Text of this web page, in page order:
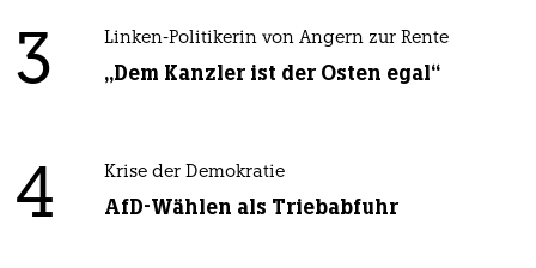
3 Linken-Politikerin von Angern zur Rente
„Dem Kanzler ist der Osten egal“
4 Krise der Demokratie
AfD-Wählen als Triebabfuhr